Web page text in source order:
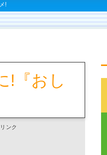
!
!『おし
ンク